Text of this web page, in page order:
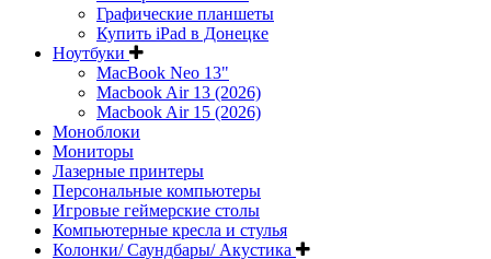
Графические планшеты
Купить iPad в Донецке
Ноутбуки
MacBook Neo 13"
Macbook Air 13 (2026)
Macbook Air 15 (2026)
Моноблоки
Мониторы
Лазерные принтеры
Персональные компьютеры
Игровые геймерские столы
Компьютерные кресла и стулья
Колонки/ Саундбары/ Акустика